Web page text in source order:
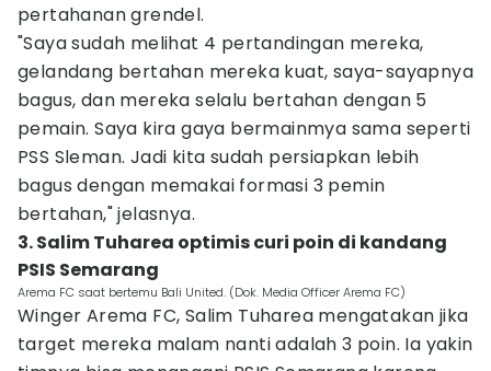
pertahanan grendel.
"Saya sudah melihat 4 pertandingan mereka,
gelandang bertahan mereka kuat, saya-sayapnya
bagus, dan mereka selalu bertahan dengan 5
pemain. Saya kira gaya bermainmya sama seperti
PSS Sleman. Jadi kita sudah persiapkan lebih
bagus dengan memakai formasi 3 pemin
bertahan," jelasnya.
3. Salim Tuharea optimis curi poin di kandang
PSIS Semarang
Arema FC saat bertemu Bali United. (Dok. Media Officer Arema FC)
Winger Arema FC, Salim Tuharea mengatakan jika
target mereka malam nanti adalah 3 poin. Ia yakin